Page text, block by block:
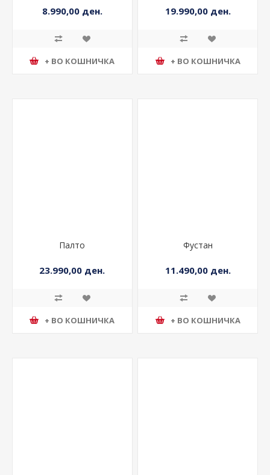
8.990,00 ден.
+ ВО КОШНИЧКА
19.990,00 ден.
+ ВО КОШНИЧКА
Палто
23.990,00 ден.
+ ВО КОШНИЧКА
Фустан
11.490,00 ден.
+ ВО КОШНИЧКА